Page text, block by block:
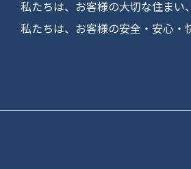
私たちは、お客様の大切な住まい
私たちは、お客様の安全・安心・